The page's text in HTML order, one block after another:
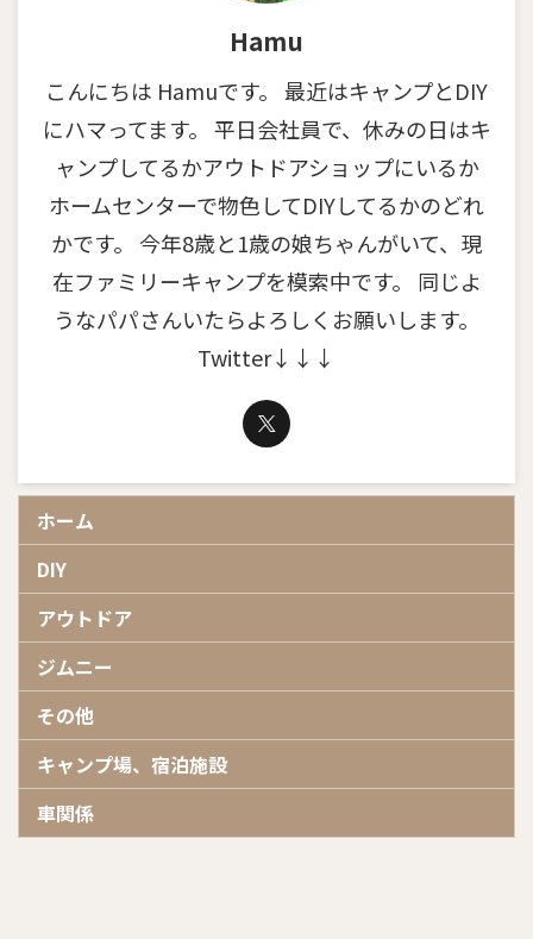
Hamu
こんにちは Hamuです。 最近はキャンプとDIY
にハマってます。 平日会社員で、休みの日はキ
ャンプしてるかアウトドアショップにいるか
ホームセンターで物色してDIYしてるかのどれ
かです。 今年8歳と1歳の娘ちゃんがいて、現
在ファミリーキャンプを模索中です。 同じよ
うなパパさんいたらよろしくお願いします。
Twitter↓↓↓
ホーム
DIY
アウトドア
ジムニー
その他
キャンプ場、宿泊施設
車関係